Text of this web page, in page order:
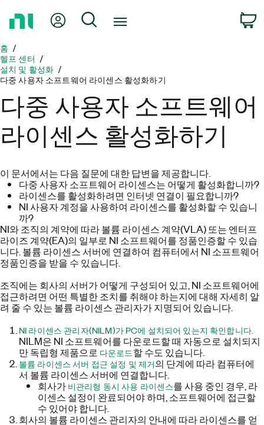
지
로
돌
내 계정 검색
홈
헬프 센터
설치 및 활성화
다중 사용자 소프트웨어 라이센스 활성화하기
다중 사용자 소프트웨어
라이센스 활성화하기
이 문서에서는 다음 질문에 대한 답변을 제공합니다.
다중 사용자 소프트웨어 라이센스는 어떻게 활성화합니까?
라이센스를 활성화하려면 인터넷 연결이 필요합니까?
NI 사용자 계정을 사용하여 라이센스를 활성화할 수 있습니
까?
NI와 조직의 계약에 따라 볼륨 라이센스 계약(VLA) 또는 엔터프
라이즈 계약(EA)의 일부로 NI 소프트웨어를 정품인증할 수 있습
니다. 볼륨 라이센스 서버에 연결하여 컴퓨터에서 NI 소프트웨어
정품인증을 받을 수 있습니다.
조직에는 회사의 서버가 어떻게 구성되어 있고, NI 소프트웨어에
접근하려면 어떤 특별한 조치를 취해야 하는지에 대해 자세히 알
려 줄 수 있는 볼륨 라이센스 관리자가 지명되어 있습니다.
NI 라이센스 관리자(NILM)가 PC에 설치되어 있는지 확인합니다.
NILM은 NI 소프트웨어를 다운로드할 때 자동으로 설치되지
만 독립형 제품으로 다운로드할 수도 있습니다.
볼륨 라이센스 서버 접근 설정 및 제거의 단계에 따라 컴퓨터에
서 볼륨 라이센스 서버에 연결합니다.
회사가 비관리형 동시 사용 라이센스를 사용 중인 경우, 라
이센스 설정이 완료되어야 하며, 소프트웨어에 접근할
수 있어야 합니다.
회사의 볼륨 라이센스 관리자의 안내에 따라 라이센스를 얻